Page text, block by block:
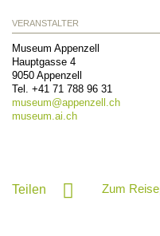
VERANSTALTER
Museum Appenzell
Hauptgasse 4
9050 Appenzell
Tel. +41 71 788 96 31
museum@appenzell.ch
museum.ai.ch
Teilen Zum